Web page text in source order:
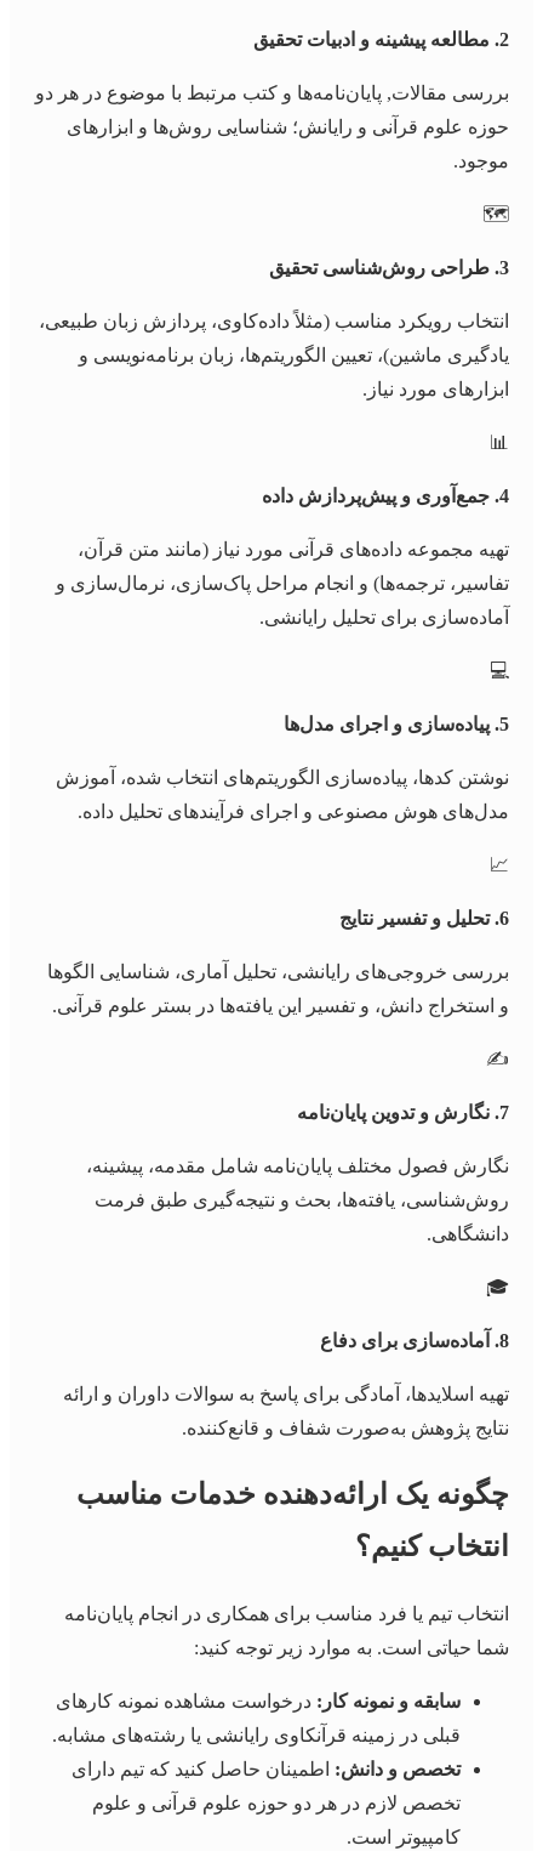
2. مطالعه پیشینه و ادبیات تحقیق
بررسی مقالات, پایان‌نامه‌ها و کتب مرتبط با موضوع در هر دو
حوزه علوم قرآنی و رایانش؛ شناسایی روش‌ها و ابزارهای
موجود.
🗺️
3. طراحی روش‌شناسی تحقیق
انتخاب رویکرد مناسب (مثلاً داده‌کاوی، پردازش زبان طبیعی،
یادگیری ماشین)، تعیین الگوریتم‌ها، زبان برنامه‌نویسی و
ابزارهای مورد نیاز.
📊
4. جمع‌آوری و پیش‌پردازش داده
تهیه مجموعه داده‌های قرآنی مورد نیاز (مانند متن قرآن،
تفاسیر، ترجمه‌ها) و انجام مراحل پاک‌سازی، نرمال‌سازی و
آماده‌سازی برای تحلیل رایانشی.
💻
5. پیاده‌سازی و اجرای مدل‌ها
نوشتن کدها، پیاده‌سازی الگوریتم‌های انتخاب شده، آموزش
مدل‌های هوش مصنوعی و اجرای فرآیندهای تحلیل داده.
📈
6. تحلیل و تفسیر نتایج
بررسی خروجی‌های رایانشی، تحلیل آماری، شناسایی الگوها
و استخراج دانش، و تفسیر این یافته‌ها در بستر علوم قرآنی.
✍️
7. نگارش و تدوین پایان‌نامه
نگارش فصول مختلف پایان‌نامه شامل مقدمه، پیشینه،
روش‌شناسی، یافته‌ها، بحث و نتیجه‌گیری طبق فرمت
دانشگاهی.
🎓
8. آماده‌سازی برای دفاع
تهیه اسلایدها، آمادگی برای پاسخ به سوالات داوران و ارائه
نتایج پژوهش به‌صورت شفاف و قانع‌کننده.
چگونه یک ارائه‌دهنده خدمات مناسب
انتخاب کنیم؟
انتخاب تیم یا فرد مناسب برای همکاری در انجام پایان‌نامه
شما حیاتی است. به موارد زیر توجه کنید:
سابقه و نمونه کار: درخواست مشاهده نمونه کارهای
قبلی در زمینه قرآنکاوی رایانشی یا رشته‌های مشابه.
تخصص و دانش: اطمینان حاصل کنید که تیم دارای
تخصص لازم در هر دو حوزه علوم قرآنی و علوم
کامپیوتر است.